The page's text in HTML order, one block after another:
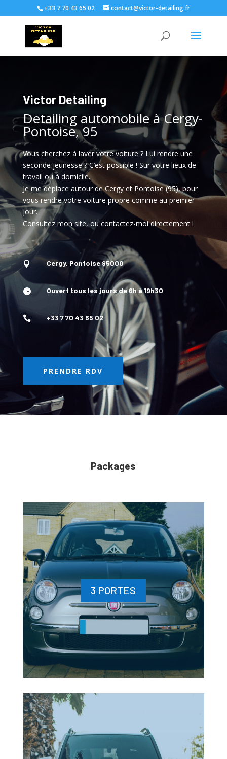
+33 7 70 43 65 02 contact@victor-detailing.fr
Victor Detailing
Detailing automobile à Cergy-
Pontoise, 95
Vous cherchez à laver votre voiture ? Lui rendre une
seconde jeunesse ? C’est possible ! Sur votre lieux de
travail ou à domicile.
Je me déplace autour de Cergy et Pontoise (95), pour
vous rendre votre voiture propre comme au premier
jour.
Consultez mon site, ou contactez-moi directement !
 Cergy, Pontoise 95000
 Ouvert tous les jours de 6h à 19h30
 +33 7 70 43 65 02
PRENDRE RDV
Packages
3 PORTES